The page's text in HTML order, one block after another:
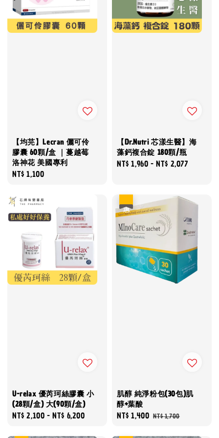
【均芫】Lecran 儷可伶
膠囊 60顆/盒 ｜蔓越莓
洛神花 美國專利
Regular
NT$ 1,100
【Dr.Nutri 芯漾生醫】海
藻鈣複合錠 180顆/瓶
Regular
NT$ 1,960 -NT$ 2,077
U-relax 優芮珂絲膠囊 小
(28顆/盒) 大(90顆/盒)
Regular
NT$ 2,100 -NT$ 6,200
肌醇 純淨粉包(30包)肌
醇+葉酸
Sale
NT$ 1,400 Regular
NT$ 1,700